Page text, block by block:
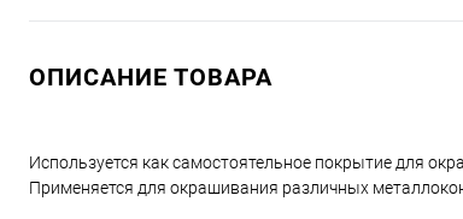
ОПИСАНИЕ ТОВАРА
Используется как самостоятельное покрытие для
Применяется для окрашивания различных